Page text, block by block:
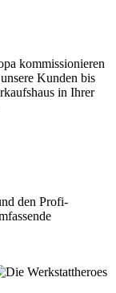
kommissionieren
Kunden bis
in Ihrer
den Profi-